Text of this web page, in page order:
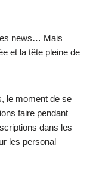
les news… Mais
et la tête pleine de
le moment de se
faire pendant
dans les
les personal